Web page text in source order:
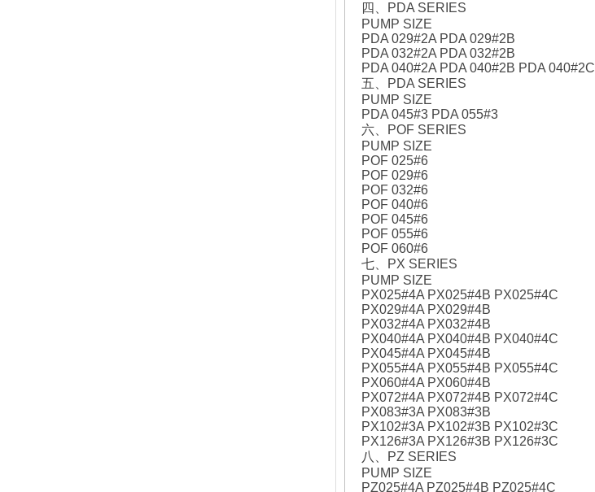
四、PDA SERIES
PUMP SIZE
PDA 029#2A PDA 029#2B
PDA 032#2A PDA 032#2B
PDA 040#2A PDA 040#2B PDA 040#2C
五、PDA SERIES
PUMP SIZE
PDA 045#3 PDA 055#3
六、POF SERIES
PUMP SIZE
POF 025#6
POF 029#6
POF 032#6
POF 040#6
POF 045#6
POF 055#6
POF 060#6
七、PX SERIES
PUMP SIZE
PX025#4A PX025#4B PX025#4C
PX029#4A PX029#4B
PX032#4A PX032#4B
PX040#4A PX040#4B PX040#4C
PX045#4A PX045#4B
PX055#4A PX055#4B PX055#4C
PX060#4A PX060#4B
PX072#4A PX072#4B PX072#4C
PX083#3A PX083#3B
PX102#3A PX102#3B PX102#3C
PX126#3A PX126#3B PX126#3C
八、PZ SERIES
PUMP SIZE
PZ025#4A PZ025#4B PZ025#4C